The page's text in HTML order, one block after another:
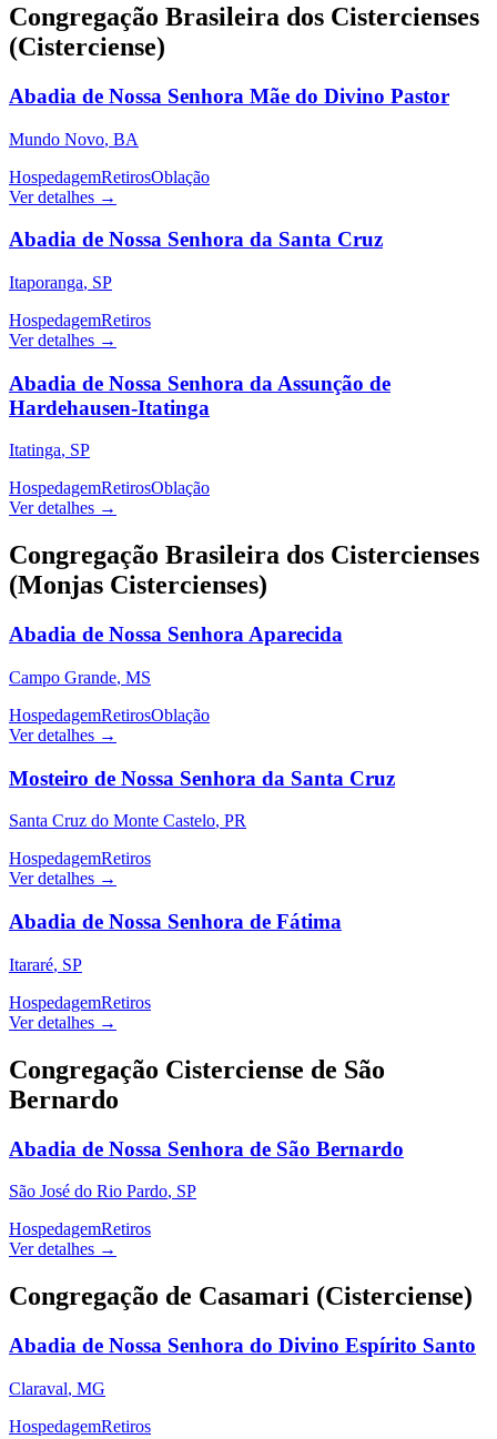
Congregação Brasileira dos Cistercienses
(Cisterciense)
Abadia de Nossa Senhora Mãe do Divino Pastor
Mundo Novo, BA
HospedagemRetirosOblação
Ver detalhes →
Abadia de Nossa Senhora da Santa Cruz
Itaporanga, SP
HospedagemRetiros
Ver detalhes →
Abadia de Nossa Senhora da Assunção de
Hardehausen-Itatinga
Itatinga, SP
HospedagemRetirosOblação
Ver detalhes →
Congregação Brasileira dos Cistercienses
(Monjas Cistercienses)
Abadia de Nossa Senhora Aparecida
Campo Grande, MS
HospedagemRetirosOblação
Ver detalhes →
Mosteiro de Nossa Senhora da Santa Cruz
Santa Cruz do Monte Castelo, PR
HospedagemRetiros
Ver detalhes →
Abadia de Nossa Senhora de Fátima
Itararé, SP
HospedagemRetiros
Ver detalhes →
Congregação Cisterciense de São
Bernardo
Abadia de Nossa Senhora de São Bernardo
São José do Rio Pardo, SP
HospedagemRetiros
Ver detalhes →
Congregação de Casamari (Cisterciense)
Abadia de Nossa Senhora do Divino Espírito Santo
Claraval, MG
HospedagemRetiros